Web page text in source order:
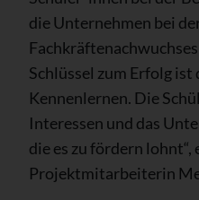
die Unternehmen bei
Schlüssel zum Erfolg ist
Kennenlernen. Die
Interessen und das
die es zu fördern
Projektmitarbeiterin